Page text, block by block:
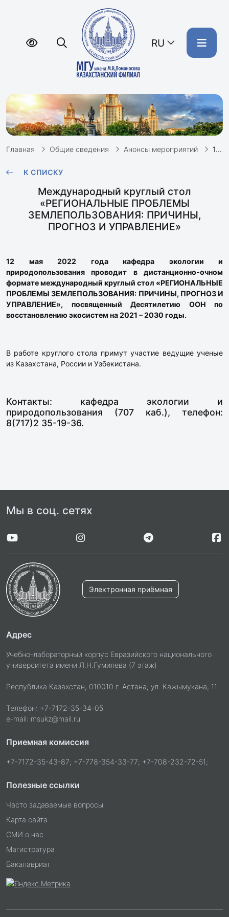
RU
Главная Общие сведения Анонсы мероприятий 12 мая состоится международный круглый стол «Региональные проблемы землепользования: причины, прогноз и управление»
К СПИСКУ
Международный круглый стол
«РЕГИОНАЛЬНЫЕ ПРОБЛЕМЫ
ЗЕМЛЕПОЛЬЗОВАНИЯ: ПРИЧИНЫ,
ПРОГНОЗ И УПРАВЛЕНИЕ»
12 мая 2022 года кафедра экологии и
природопользования проводит в дистанционно-очном
формате международный круглый стол «РЕГИОНАЛЬНЫЕ
ПРОБЛЕМЫ ЗЕМЛЕПОЛЬЗОВАНИЯ: ПРИЧИНЫ, ПРОГНОЗ И
УПРАВЛЕНИЕ», посвященный Десятилетию ООН по
восстановлению экосистем на 2021 – 2030 годы.
В работе круглого стола примут участие ведущие ученые
из Казахстана, России и Узбекистана.
Контакты: кафедра экологии и
природопользования (707 каб.), телефон:
8(717)2 35-19-36.
Мы в соц. сетях
Электронная приёмная
Адрес
Учебно-лабораторный корпус Евразийского национального
университета имени Л.Н.Гумилева (7 этаж)
Республика Казахстан, 010010 г. Астана, ул. Кажымукана, 11
Телефон: +7-7172-35-34-05
e-mail: msukz@mail.ru
Приемная комиссия
+7-7172-35-43-87; +7-778-354-33-77; +7-708-232-72-51;
Полезные ссылки
Часто задаваемые вопросы
Карта сайта
СМИ о нас
Магистратура
Бакалавриат